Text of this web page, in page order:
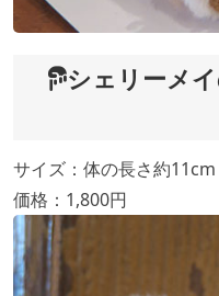
シェリーメ
サイズ：体の長さ約11cm
価格：1,800円